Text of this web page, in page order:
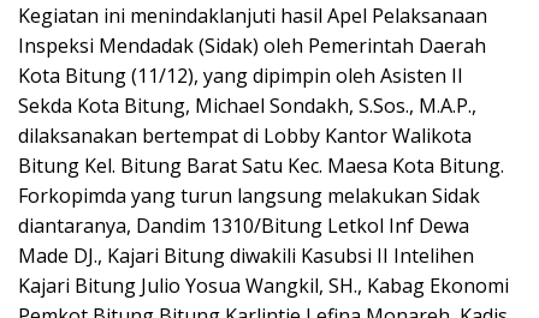
Kegiatan ini menindaklanjuti hasil Apel Pelaksanaan
Inspeksi Mendadak (Sidak) oleh Pemerintah Daerah
Kota Bitung (11/12), yang dipimpin oleh Asisten II
Sekda Kota Bitung, Michael Sondakh, S.Sos., M.A.P.,
dilaksanakan bertempat di Lobby Kantor Walikota
Bitung Kel. Bitung Barat Satu Kec. Maesa Kota Bitung.
Forkopimda yang turun langsung melakukan Sidak
diantaranya, Dandim 1310/Bitung Letkol Inf Dewa
Made DJ., Kajari Bitung diwakili Kasubsi II Intelihen
Kajari Bitung Julio Yosua Wangkil, SH., Kabag Ekonomi